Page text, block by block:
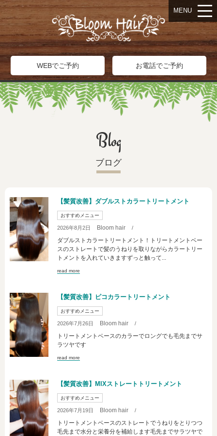
WEBでご予約 お電話でご予約
MENU
Blog
ブログ
【髪質改善】ダブルストカラートリートメント
おすすめメニュー
2026年8月2日 Bloom hair /
ダブルストカラートリートメント！トリートメントベー
スのストレートで髪のうねりを取りながらカラートリー
トメントを入れていきますずっと触って...
read more
【髪質改善】ピコカラートリートメント
おすすめメニュー
2026年7月26日 Bloom hair /
トリートメントベースのカラーでロングでも毛先までサ
ラツヤです
read more
【髪質改善】MIXストレートトリートメント
おすすめメニュー
2026年7月19日 Bloom hair /
トリートメントベースのストレートでうねりをとりつつ
毛先まで水分と栄養分を補給します毛先までサラツヤで